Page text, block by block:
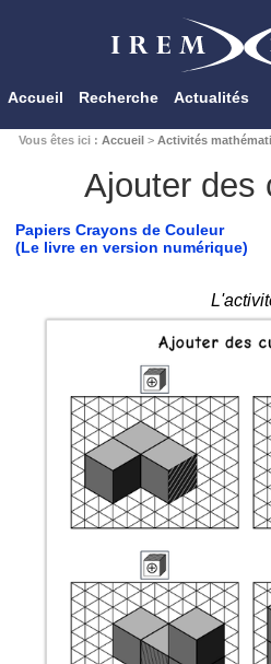
Accueil Recherche Actualités
Vous êtes ici : Accueil> Activités
Ajouter des
Papiers Crayons de Couleur
(Le livre en version numérique)